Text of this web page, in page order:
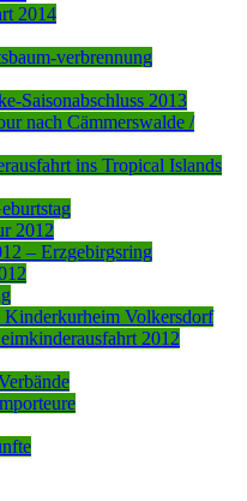
2014
verbrennung
Saisonabschluss 2013
nach Cämmerswalde /
ins Tropical Islands
2012
– Erzgebirgsring
Kinderkurheim Volkersdorf
2012